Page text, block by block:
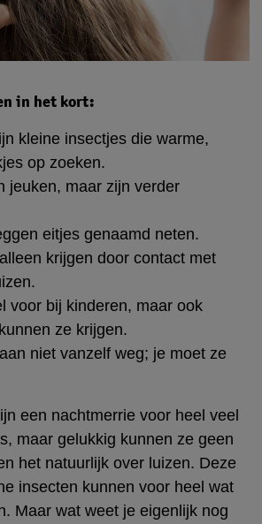
in het kort:
kleine insectjes die warme,
op zoeken.
jeuken, maar zijn verder
eitjes genaamd neten.
krijgen door contact met
voor bij kinderen, maar ook
ze krijgen.
niet vanzelf weg; je moet ze
een nachtmerrie voor heel veel
maar gelukkig kunnen ze geen
het natuurlijk over luizen. Deze
insecten kunnen voor heel wat
Maar wat weet je eigenlijk nog